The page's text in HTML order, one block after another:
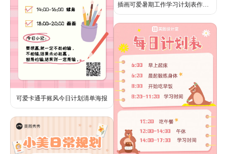
可爱卡通手账风今日计划清单海报
插画可爱暑期工作学习计划表作息表海报